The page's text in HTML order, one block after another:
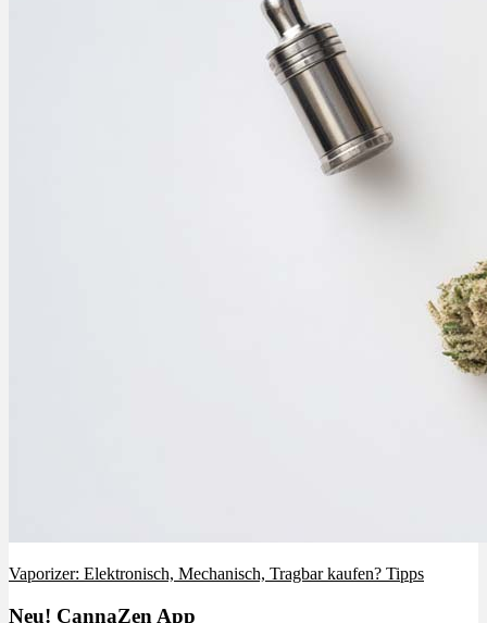
Vaporizer: Elektronisch, Mechanisch, Tragbar kaufen? Tipps
Neu! CannaZen App